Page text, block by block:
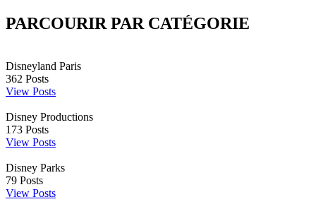
PARCOURIR PAR CATÉGORIE
Disneyland Paris
362 Posts
View Posts
Disney Productions
173 Posts
View Posts
Disney Parks
79 Posts
View Posts